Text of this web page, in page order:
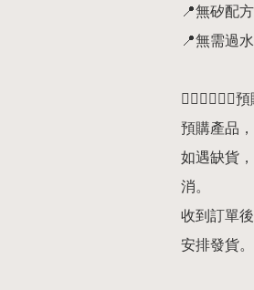
📍無矽配方
📍無需過
👇🏻👇🏻👇🏻
預購產品
如遇缺貨
消。
收到訂單
安排發貨。